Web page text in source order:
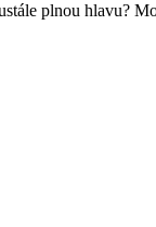
plnou hlavu?